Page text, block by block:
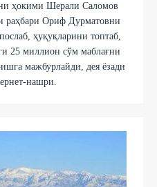
ҳокими Шерали Саломов
раҳбари Ориф Дурматовни
ҳуқуқларини топтаб,
25 миллион сўм маблағни
мажбурлайди, дея ёзади
нашри.